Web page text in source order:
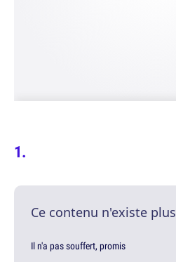
Ce contenu n'existe plus
Il n'a pas souffert, promis